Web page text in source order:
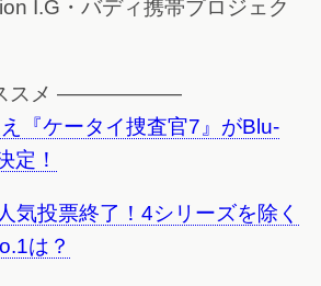
I.G・バディ携帯プロジェク
ススメ ——————
『ケータイ捜査官7』がBlu-
定！
気投票終了！4シリーズを除く
は？